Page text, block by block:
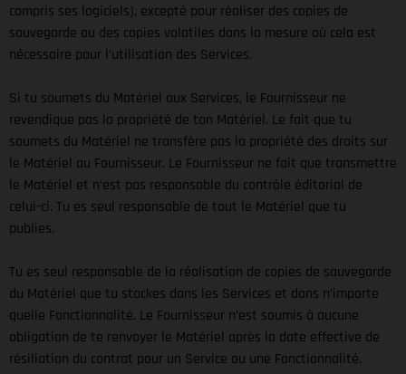
compris ses logiciels), excepté pour réaliser des copies de
sauvegarde ou des copies volatiles dans la mesure où cela est
nécessaire pour l’utilisation des Services.
Si tu soumets du Matériel aux Services, le Fournisseur ne
revendique pas la propriété de ton Matériel. Le fait que tu
soumets du Matériel ne transfère pas la propriété des droits sur
le Matériel au Fournisseur. Le Fournisseur ne fait que transmettre
le Matériel et n’est pas responsable du contrôle éditorial de
celui-ci. Tu es seul responsable de tout le Matériel que tu
publies.
Tu es seul responsable de la réalisation de copies de sauvegarde
du Matériel que tu stockes dans les Services et dans n’importe
quelle Fonctionnalité. Le Fournisseur n’est soumis à aucune
obligation de te renvoyer le Matériel après la date effective de
résiliation du contrat pour un Service ou une Fonctionnalité.